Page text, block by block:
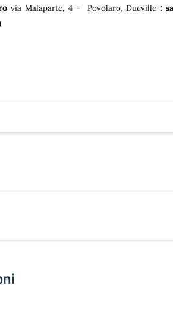
via Malaparte, 4 - Povolaro, Dueville :